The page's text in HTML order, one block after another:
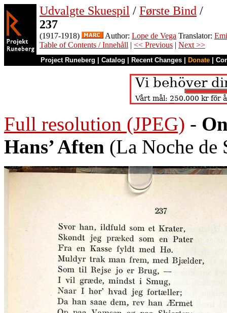
Udvalgte Skuespil / Første Bind /
237
(1917-1918) Author: Lope de Vega Translator:
Table of Contents / Innehåll | << Previous | Next >>
Project Runeberg Catalog Recent Changes Donate
Full resolution (JPEG) -
Hans’ Aften (La Noche de